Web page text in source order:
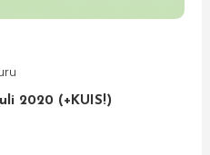
2020 (+KUIS!)